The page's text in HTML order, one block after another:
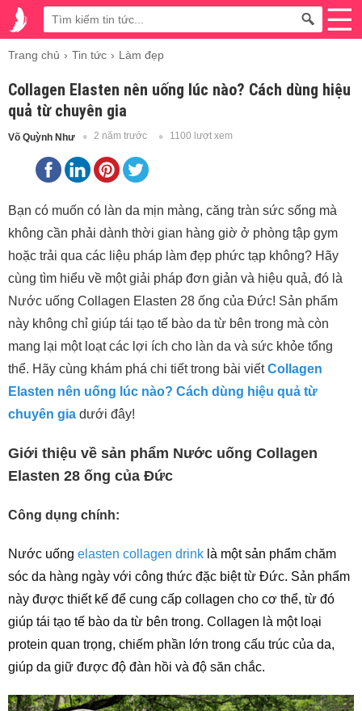
Trang chủ Tin tức Làm đẹp
Collagen Elasten nên uống lúc nào? Cách dùng hiệu
quả từ chuyên gia
Võ Quỳnh Như 2 năm trước 1100 lượt xem
Bạn có muốn có làn da mịn màng, căng tràn sức sống mà
không cần phải dành thời gian hàng giờ ở phòng tập gym
hoặc trải qua các liệu pháp làm đẹp phức tạp không? Hãy
cùng tìm hiểu về một giải pháp đơn giản và hiệu quả, đó là
Nước uống Collagen Elasten 28 ống của Đức! Sản phẩm
này không chỉ giúp tái tạo tế bào da từ bên trong mà còn
mang lại một loạt các lợi ích cho làn da và sức khỏe tổng
thể. Hãy cùng khám phá chi tiết trong bài viếtCollagen
Elasten nên uống lúc nào? Cách dùng hiệu quả từ
chuyên gia dưới đây!
Giới thiệu về sản phẩm Nước uống Collagen
Elasten 28 ống của Đức
Công dụng chính:
Nước uống elasten collagen drink là một sản phẩm chăm
sóc da hàng ngày với công thức đặc biệt từ Đức. Sản phẩm
này được thiết kế để cung cấp collagen cho cơ thể, từ đó
giúp tái tạo tế bào da từ bên trong. Collagen là một loại
protein quan trọng, chiếm phần lớn trong cấu trúc của da,
giúp da giữ được độ đàn hồi và độ săn chắc.